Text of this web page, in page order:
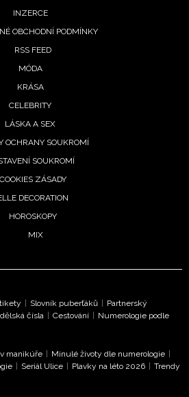
ODESLAT
BurdaMedia Extra s.r.o. a
seznámili se Zásadami
INZERCE
OBCHODNÍ PODMÍNKY
RSS FEED
MÓDA
KRÁSA
CELEBRITY
LÁSKA A SEX
OCHRANY SOUKROMÍ
SOUKROMÍ
COOKIES ZÁSADY
DECORATION
HOROSKOPY
MIX
Slovník puberťáků
Partnerský
čísla Cestování
Numerologie podle
manikúře Minulé životy dle numerologie
Seriál Ulice Plavky na léto 2026
Trendy